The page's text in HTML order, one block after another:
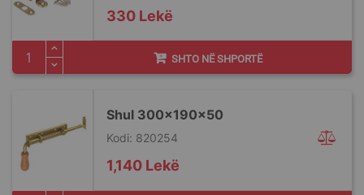
330 Lekë
SHTO NË SHPORTË
Shul 300x190x50
Kodi: 820254
1,140 Lekë